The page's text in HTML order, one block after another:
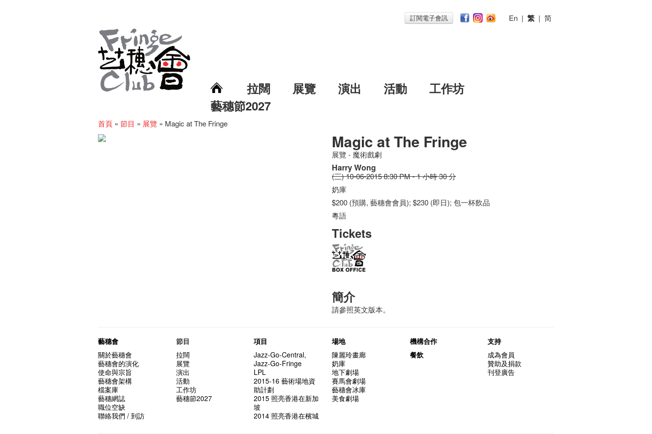
訂閱電子會訊 En | 繁 | 简
拉闊 展覽 演出 活動
工作坊
藝穗節2027
首頁 » 節目 » 展覽 » Magic at The Fringe
Magic at The Fringe
展覽 - 魔術戲劇
Harry Wong
(三) 10-06-2015 8:30 PM - 1 小時 30 分
奶庫
$200 (預購, 藝穗會會員); $230 (即日); 包一杯飲品
粵語
Tickets
簡介
請參照英文版本。
藝穗會
關於藝穗會
藝穗會的演化
使命與宗旨
藝穗會架構
檔案庫
藝穗網誌
職位空缺
聯絡我們 / 到訪
節目
拉闊
展覽
演出
活動
工作坊
藝穗節2027
項目
Jazz-Go-Central,
Jazz-Go-Fringe
LPL
2015-16 藝術場地資
助計劃
2015 照亮香港在新加
坡
2014 照亮香港在檳城
場地
陳麗玲畫廊
奶庫
地下劇場
賽馬會劇場
藝穗會冰庫
美食劇場
機構合作
餐飲
支持
成為會員
贊助及捐款
刊登廣告